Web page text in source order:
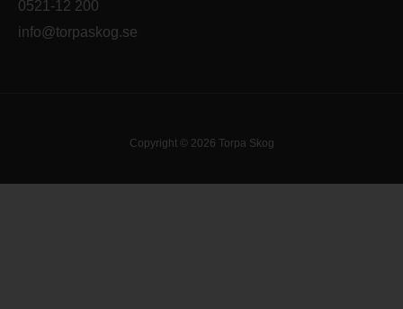
0521-12 200
info@torpaskog.se
Copyright © 2026 Torpa Skog